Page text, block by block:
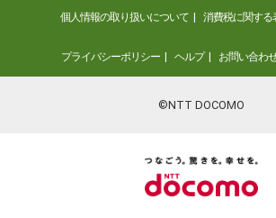
個人情報の取り扱いについて 消費税に関する
プライバシーポリシー ヘルプ お問い合わ
©NTT DOCOMO